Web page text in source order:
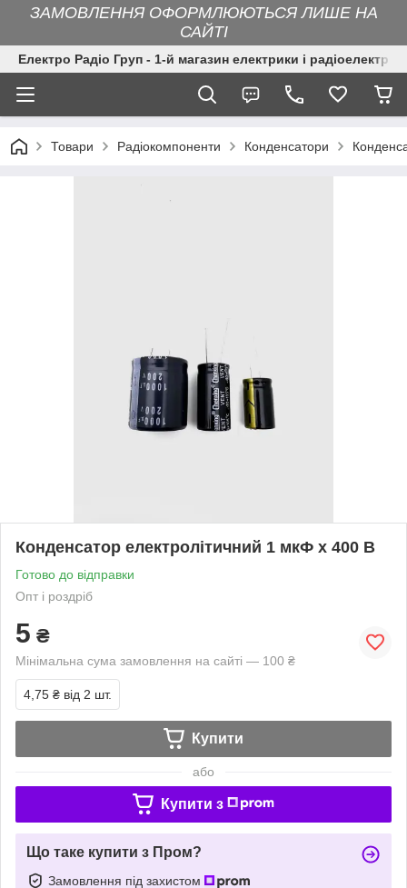
ЗАМОВЛЕННЯ ОФОРМЛЮЮТЬСЯ ЛИШЕ НА
САЙТІ
Електро Радіо Груп - 1-й магазин електрики і
Товари Радіокомпоненти Конденсатори
Конденсатор електролітичний 1 мкФ х 400 В
Готово до відправки
Опт і роздріб
5 ₴
Мінімальна сума замовлення на сайті — 100 ₴
4,75 ₴ від 2 шт.
Купити
або
Купити з
Що таке купити з Пром?
Замовлення під захистом